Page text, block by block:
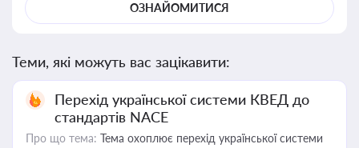
ОЗНАЙОМИТИСЯ
Теми, які можуть вас зацікавити:
Перехід української системи КВЕД до
стандартів NACE
Про що тема: Тема охоплює перехід української системи